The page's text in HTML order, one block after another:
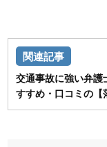
交通事故に強い弁護
すすめ・口コミの【
士の選び方